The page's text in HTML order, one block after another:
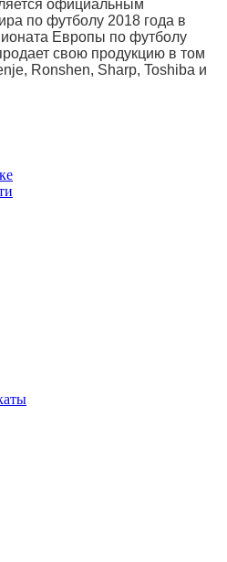
официальным
по футболу 2018 года в
Европы по футболу
свою продукцию в том
Ronshen, Sharp, Toshiba и